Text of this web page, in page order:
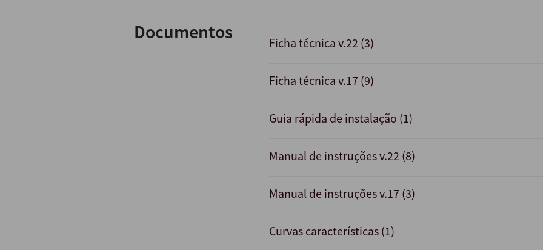
Documentos Ficha técnica v.22 (3)
Ficha técnica v.17 (9)
Guia rápida de instalação (1)
Manual de instruções v.22 (8)
Manual de instruções v.17 (3)
Curvas características (1)